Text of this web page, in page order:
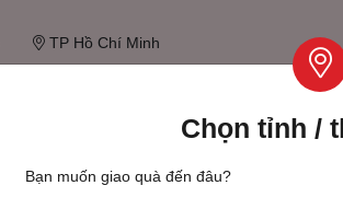
TP Hồ Chí Minh
Kỷ niệm ngày cưới Ngày đầu quen nhau
Chọn tỉnh /
Bạn muốn giao quà đến đâu?